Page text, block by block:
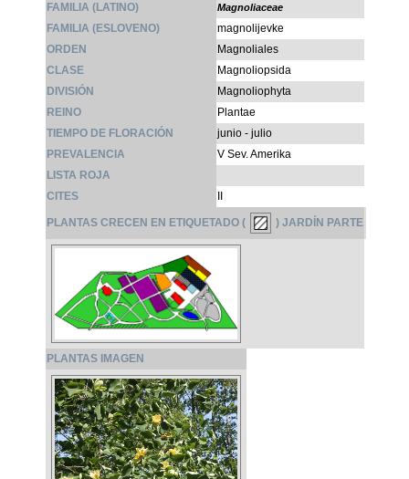
FAMILIA (LATINO) Magnoliaceae
FAMILIA (ESLOVENO)
magnolijevke
ORDEN
Magnoliales
CLASE
Magnoliopsida
DIVISIÓN
Magnoliophyta
REINO
Plantae
TIEMPO DE FLORACIÓN
junio - julio
PREVALENCIA
V Sev. Amerika
LISTA ROJA
CITES
PLANTAS CRECEN EN ETIQUETADO ( ) JARDÍN PARTE
PLANTAS IMAGEN